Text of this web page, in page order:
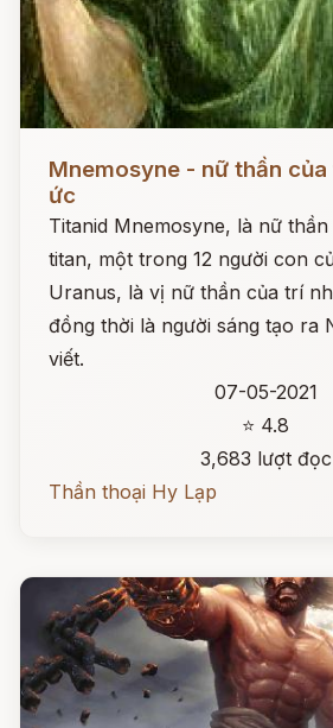
Mnemosyne - nữ thần
ức
Titanid Mnemosyne, là nữ
titan, một trong 12 người con
Uranus, là vị nữ thần của trí
đồng thời là người sáng tạo ra
viết.
07-05-2021
⭐ 4.8
3,683 lượt đọc
Thần thoại Hy Lạp